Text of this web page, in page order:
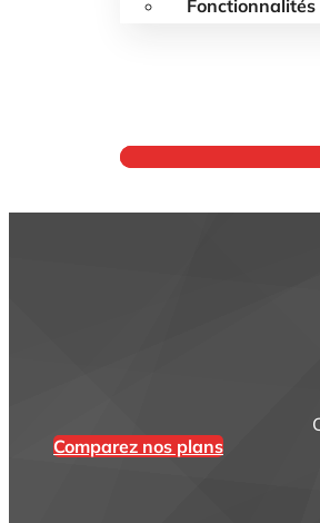
Fonctionnalités
Comparez nos plans